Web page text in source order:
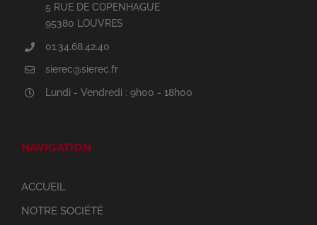
5 RUE DE COPENHAGUE
95380 LOUVRES
01.34.68.42.40
sierec@sierec.fr
Lundi - Vendredi : 9h00 - 18h00
NAVIGATION
ACCUEIL
NOTRE SOCIÉTÉ